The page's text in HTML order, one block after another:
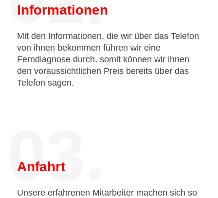
Informationen
Mit den Informationen, die wir über das Telefon
von ihnen bekommen führen wir eine
Ferndiagnose durch, somit können wir ihnen
den voraussichtlichen Preis bereits über das
Telefon sagen.
03.
Anfahrt
Unsere erfahrenen Mitarbeiter machen sich so